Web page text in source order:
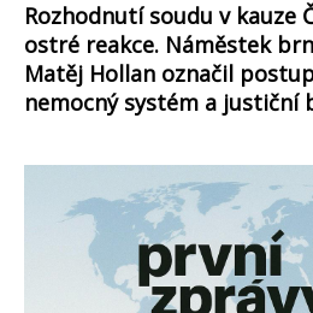
Rozhodnutí soudu v kauze
ostré reakce. Náměstek
Matěj Hollan označil
nemocný systém a justiční